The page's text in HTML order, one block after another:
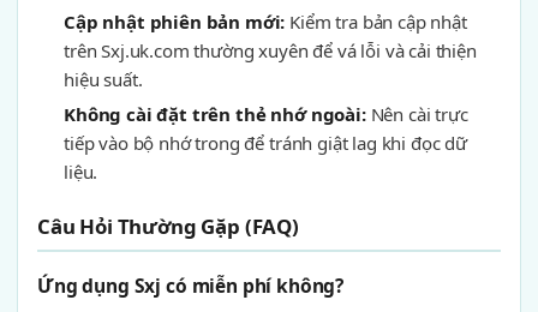
Cập nhật phiên bản mới: Kiểm tra bản cập nhật
trên Sxj.uk.com thường xuyên để vá lỗi và cải thiện
hiệu suất.
Không cài đặt trên thẻ nhớ ngoài:Nên cài trực
tiếp vào bộ nhớ trong để tránh giật lag khi đọc dữ
liệu.
Câu Hỏi Thường Gặp (FAQ)
Ứng dụng Sxj có miễn phí không?